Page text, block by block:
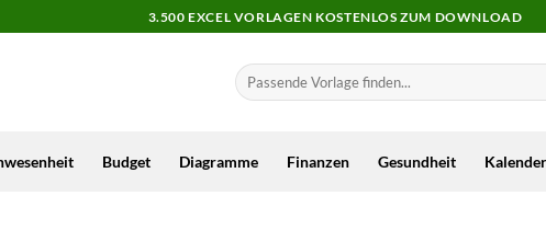
3.500 EXCEL VORLAGEN KOSTENLOS ZUM DOWNLOAD
Budget Diagramme Finanzen Gesundheit Kalender